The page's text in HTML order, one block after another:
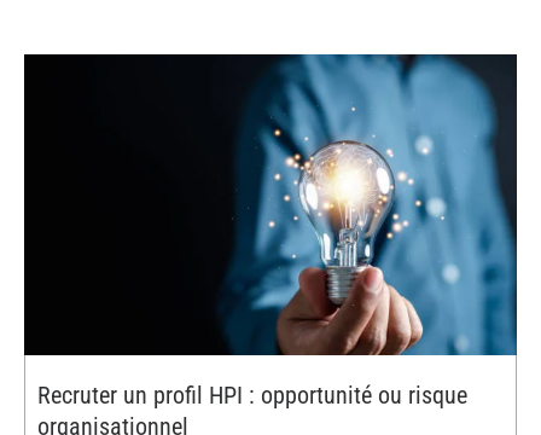
Recruter un profil HPI : opportunité ou risque
organisationnel